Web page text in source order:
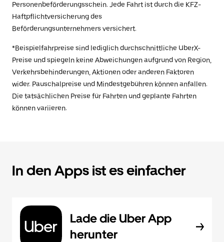
Personenbeförderungsschein. Jede Fahrt ist durch die KFZ-
Haftpflichtversicherung des
Beförderungsunternehmers versichert.
*Beispielfahrpreise sind lediglich durchschnittliche UberX-
Preise und spiegeln keine Abweichungen aufgrund von Region,
Verkehrsbehinderungen, Aktionen oder anderen Faktoren
wider. Pauschalpreise und Mindestgebühren können anfallen.
Die tatsächlichen Preise für Fahrten und geplante Fahrten
können variieren.
In den Apps ist es einfacher
Lade die Uber App
herunter